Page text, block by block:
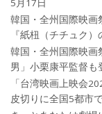
5月17日
韓国・全州国際映
『紙杻（チチュク
韓国・全州国際映
男」小栗康平監督も
「台湾映画上映会
皮切りに全国5都市